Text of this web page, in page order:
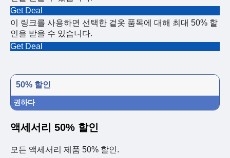
Get Deal
이 링크를 사용하면 선택한 겉옷 품목에 대해 최대 50% 할
인을 받을 수 있습니다.
Get Deal
50% 할인
권하다
액세서리 50% 할인
모든 액세서리 제품 50% 할인.